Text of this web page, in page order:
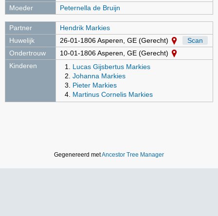
Moeder
Peternella de Bruijn
Partner
Hendrik Markies
Huwelijk
26-01-1806 Asperen, GE (Gerecht)
Scan
Ondertrouw
10-01-1806 Asperen, GE (Gerecht)
Kinderen
Lucas Gijsbertus Markies
Johanna Markies
Pieter Markies
Martinus Cornelis Markies
Gegenereerd metAncestor Tree Manager